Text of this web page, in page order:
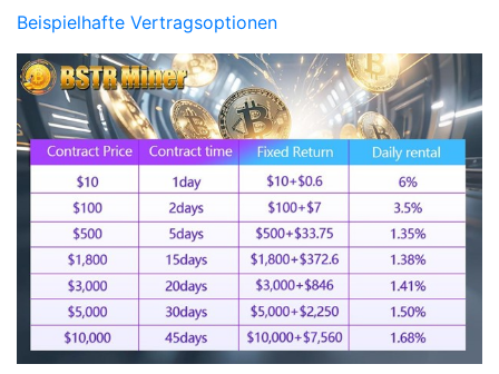
Beispielhafte Vertragsoptionen